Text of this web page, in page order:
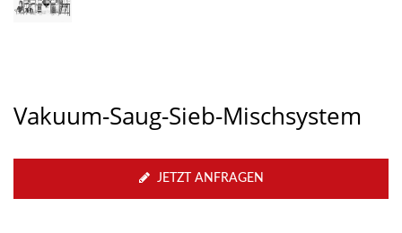
Vakuum-Saug-Sieb-Mischsystem
JETZT ANFRAGEN